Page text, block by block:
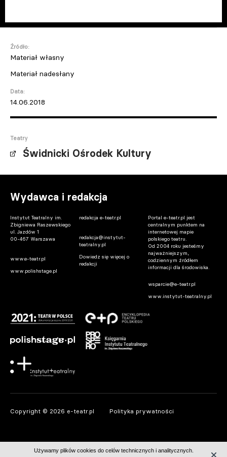
Źródło:
Materiał własny
Materiał nadesłany
Data:
14.06.2018
Teatry
Świdnicki Ośrodek Kultury
Wydawca i redakcja
Instytut Teatralny im.
Zbigniewa Raszewskiego
ul. Jazdów 1
00-467 Warszawa
www.e-teatr.pl
www.polishstage.pl
redakcja e-teatr.pl
redakcja@instytut-
teatralny.pl
Dowiedz się więcej o
redakcji
Portal e-teatr.pl jest
centralnym punktem na
internetowej mapie
polskiego teatru.
Od 2004 roku jesteśmy
najważniejszym,
codziennym źródłem
informacji dla środowiska.
wsparcie@e-teatr.pl
www.instytut-teatralny.pl
Copyright © 2026 e-teatr.pl Polityka prywatności
Używamy plików cookies do celów technicznych i analitycznych.